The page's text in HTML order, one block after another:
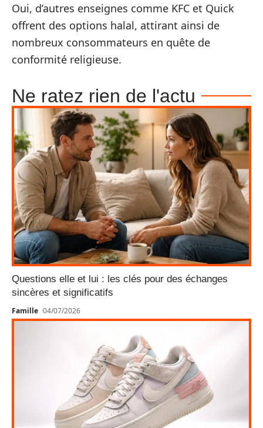
Oui, d’autres enseignes comme KFC et Quick
offrent des options halal, attirant ainsi de
nombreux consommateurs en quête de
conformité religieuse.
Ne ratez rien de l'actu
Questions elle et lui : les clés pour des échanges
sincères et significatifs
Famille 04/07/2026